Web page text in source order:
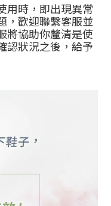
用時，即出現異常
，歡迎聯繫客服並
將協助你釐清是使
認狀況之後，給予